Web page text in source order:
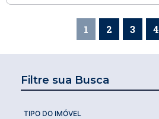
Filtre sua Busca
TIPO DO IMÓVEL
1 2 3 4